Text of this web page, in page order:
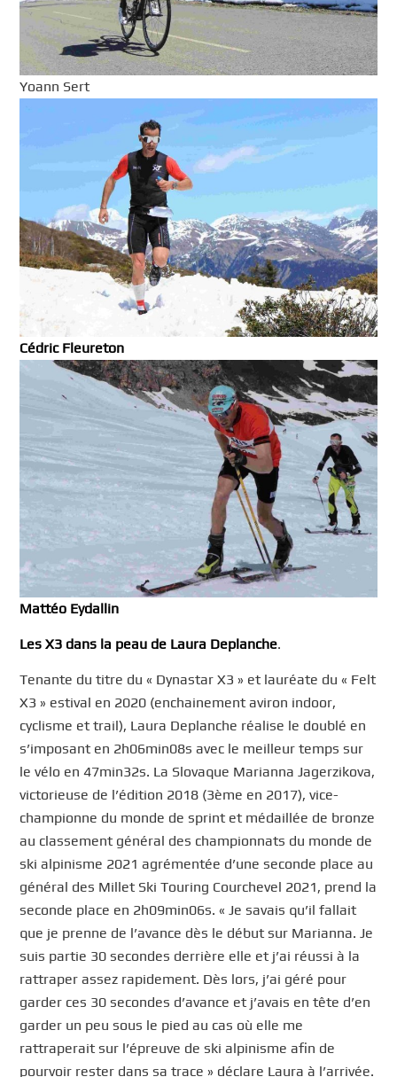
Yoann Sert
Cédric Fleureton
Mattéo Eydallin
Les X3 dans la peau de Laura Deplanche.
Tenante du titre du « Dynastar X3 » et lauréate du « Felt
X3 » estival en 2020 (enchainement aviron indoor,
cyclisme et trail), Laura Deplanche réalise le doublé en
s’imposant en 2h06min08s avec le meilleur temps sur
le vélo en 47min32s. La Slovaque Marianna Jagerzikova,
victorieuse de l’édition 2018 (3ème en 2017), vice-
championne du monde de sprint et médaillée de bronze
au classement général des championnats du monde de
ski alpinisme 2021 agrémentée d’une seconde place au
général des Millet Ski Touring Courchevel 2021, prend la
seconde place en 2h09min06s. « Je savais qu’il fallait
que je prenne de l’avance dès le début sur Marianna. Je
suis partie 30 secondes derrière elle et j’ai réussi à la
rattraper assez rapidement. Dès lors, j’ai géré pour
garder ces 30 secondes d’avance et j’avais en tête d’en
garder un peu sous le pied au cas où elle me
rattraperait sur l’épreuve de ski alpinisme afin de
pourvoir rester dans sa trace » déclare Laura à l’arrivée.